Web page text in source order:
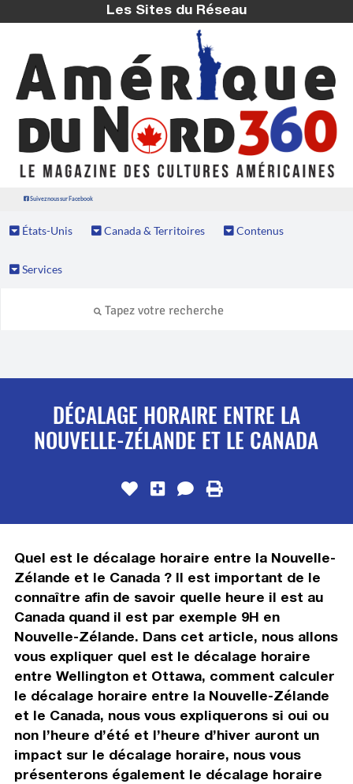
Les Sites du Réseau
Suivez nous sur Facebook
États-Unis Canada & Territoires Contenus
Services
DÉCALAGE HORAIRE ENTRE LA
NOUVELLE-ZÉLANDE ET LE CANADA
Quel est le décalage horaire entre la Nouvelle-
Zélande et le Canada ? Il est important de le
connaître afin de savoir quelle heure il est au
Canada quand il est par exemple 9H en
Nouvelle-Zélande. Dans cet article, nous allons
vous expliquer quel est le décalage horaire
entre Wellington et Ottawa, comment calculer
le décalage horaire entre la Nouvelle-Zélande
et le Canada, nous vous expliquerons si oui ou
non l’heure d’été et l’heure d’hiver auront un
impact sur le décalage horaire, nous vous
présenterons également le décalage horaire